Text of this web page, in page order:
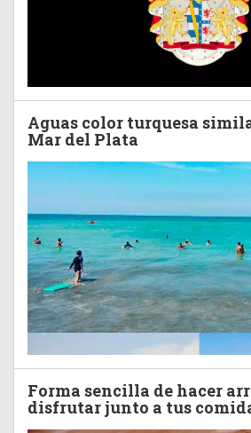
Aguas color turquesa
Mar del Plata
Forma sencilla de hacer
disfrutar junto a tus